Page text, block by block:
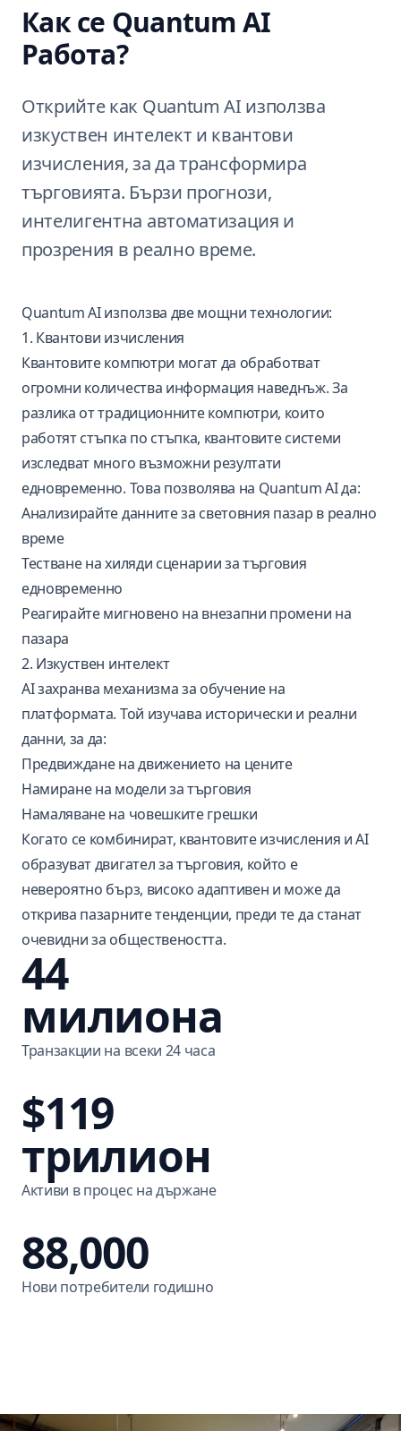
Как се Quantum AI
Работа?
Открийте как Quantum AI използва
изкуствен интелект и квантови
изчисления, за да трансформира
търговията. Бързи прогнози,
интелигентна автоматизация и
прозрения в реално време.
Quantum AI използва две мощни технологии:
1. Квантови изчисления
Квантовите компютри могат да обработват
огромни количества информация наведнъж. За
разлика от традиционните компютри, които
работят стъпка по стъпка, квантовите системи
изследват много възможни резултати
едновременно. Това позволява на Quantum AI да:
Анализирайте данните за световния пазар в реално
време
Тестване на хиляди сценарии за търговия
едновременно
Реагирайте мигновено на внезапни промени на
пазара
2. Изкуствен интелект
AI захранва механизма за обучение на
платформата. Той изучава исторически и реални
данни, за да:
Предвиждане на движението на цените
Намиране на модели за търговия
Намаляване на човешките грешки
Когато се комбинират, квантовите изчисления и AI
образуват двигател за търговия, който е
невероятно бърз, високо адаптивен и може да
открива пазарните тенденции, преди те да станат
очевидни за обществеността.
Транзакции на всеки 24 часа
44
милиона
Активи в процес на държане
$119
трилион
Нови потребители годишно
88,000